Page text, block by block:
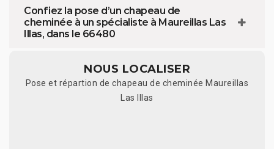
Confiez la pose d’un chapeau de
cheminée à un spécialiste à Maureillas Las
Illas, dans le 66480
NOUS LOCALISER
Pose et répartion de chapeau de cheminée Maureillas
Las Illas